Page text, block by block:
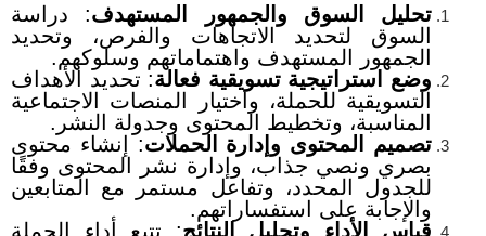
تحليل السوق والجمهور المستهدف: دراسة
السوق لتحديد الاتجاهات والفرص، وتحديد
الجمهور المستهدف واهتماماتهم وسلوكهم.
وضع استراتيجية تسويقية فعالة: تحديد الأهداف
التسويقية للحملة، و اختيار المنصات الاجتماعية
المناسبة، وتخطيط المحتوى وجدولة النشر.
تصميم المحتوى وإدارة الحملات:
إنشاء محتوى
بصري ونصي جذاب، و إدارة نشر المحتوى وفقًا
للجدول المحدد، وتفاعل مستمر مع المتابعين
والإجابة على استفساراتهم.
قياس الأداء وتحليل النتائج: تتبع أداء الحملة